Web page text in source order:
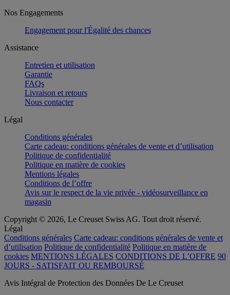
Nos Engagements
Engagement pour l'Égalité des chances
Assistance
Entretien et utilisation
Garantie
FAQs
Livraison et retours
Nous contacter
Légal
Conditions générales
Carte cadeau: conditions générales de vente et d’utilisation
Politique de confidentialité
Politique en matière de cookies
Mentions légales
Conditions de l’offre
Avis sur le respect de la vie privée - vidéosurveillance en
magasin
Copyright © 2026, Le Creuset Swiss AG. Tout droit réservé.
Légal
Conditions générales Carte cadeau: conditions générales de vente et
d’utilisation Politique de confidentialité Politique en matière de
cookies MENTIONS LÉGALES CONDITIONS DE L’OFFRE 90
JOURS - SATISFAIT OU REMBOURSÉ
Avis Intégral de Protection des Données De Le Creuset